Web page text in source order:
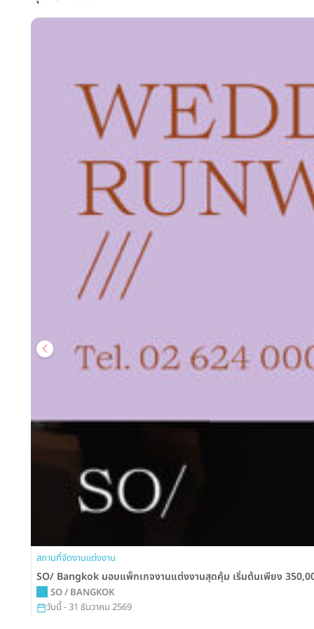
สถานที่จัดงานแต่งงาน
SO/ Bangkok มอบแพ็กเกจงานแต่งงานสุดคุ้ม เริ่มต้นเพียง
SO / BANGKOK
วันนี้ - 31 ธันวาคม 2569